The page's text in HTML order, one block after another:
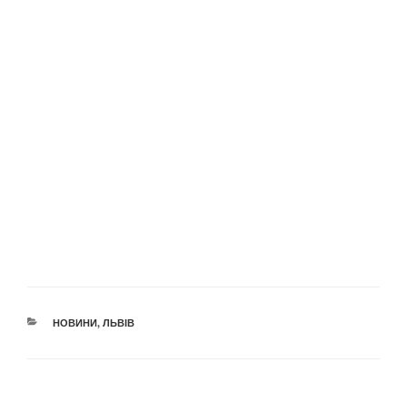
КАТЕГОРІЇ
НОВИНИ, ЛЬВІВ